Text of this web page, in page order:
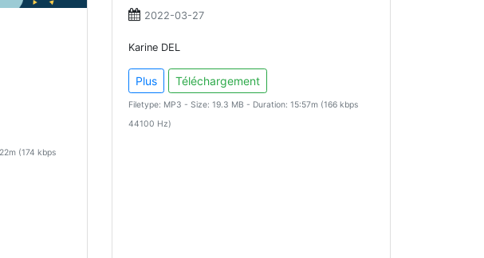
(174 kbps
2022-03-27
Karine DEL
Plus Téléchargement
Filetype: MP3 - Size: 19.3 MB - Duration: 15:57m (166 kbps
44100 Hz)